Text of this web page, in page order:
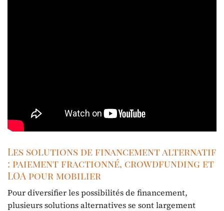
Les solutions de financement alternatif
: paiement fractionné, crowdfunding et
LOA pour mobilier
Pour diversifier les possibilités de financement,
plusieurs solutions alternatives se sont largement